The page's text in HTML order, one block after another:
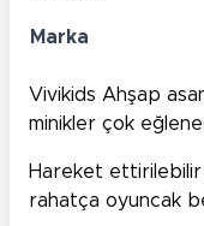
Marka
Vivikids Ahşap
minikler çok
Hareket ettirilebilir
rahatça oyuncak